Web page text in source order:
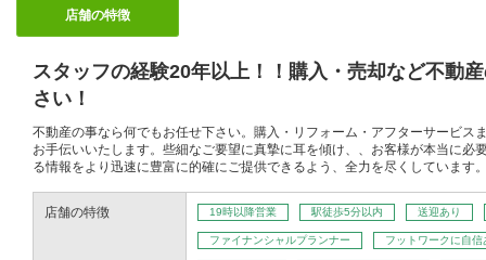
店舗の特徴
スタッフの経験20年以上！！購入・売却など不動
さい！
不動産の事なら何でもお任せ下さい。購入・リフォーム・アフターサービス
お手伝いいたします。些細なご要望に真摯に耳を傾け、、お客様が本当に必
る情報をより迅速に豊富に的確にご提供できるよう、全力を尽くしています
店舗の特徴 19時以降営業 駅徒歩5分以内 送迎あり
ファイナンシャルプランナー フットワークに自信